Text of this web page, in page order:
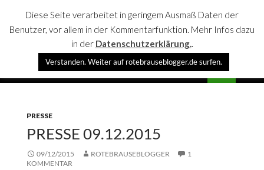
rotebrauseblogger
SPRINGE
PRESSE
PRESSE 09.12.2015
09/12/2015 ROTEBRAUSEBLOGGER
1
KOMMENTAR
Diese Seite verarbeitet in geringem Ausmaß Daten der
Benutzer, vor allem in der Kommentarfunktion. Mehr Infos dazu
in der Datenschutzerklärung..
Verstanden. Weiter auf rotebrauseblogger.de surfen.